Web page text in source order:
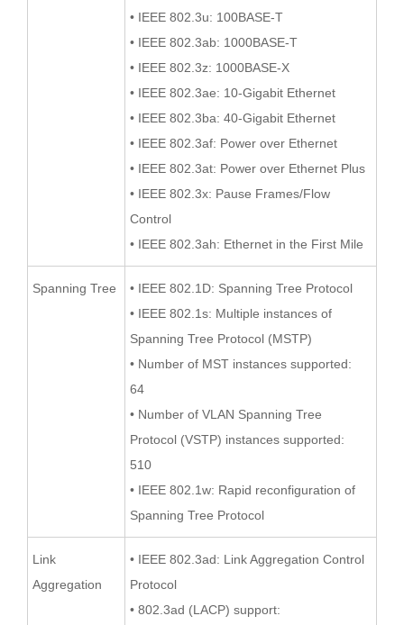
• IEEE 802.3u: 100BASE-T
• IEEE 802.3ab: 1000BASE-T
• IEEE 802.3z: 1000BASE-X
• IEEE 802.3ae: 10-Gigabit Ethernet
• IEEE 802.3ba: 40-Gigabit Ethernet
• IEEE 802.3af: Power over Ethernet
• IEEE 802.3at: Power over Ethernet Plus
• IEEE 802.3x: Pause Frames/Flow
Control
• IEEE 802.3ah: Ethernet in the First Mile
Spanning Tree
• IEEE 802.1D: Spanning Tree Protocol
• IEEE 802.1s: Multiple instances of
Spanning Tree Protocol (MSTP)
• Number of MST instances supported:
64
• Number of VLAN Spanning Tree
Protocol (VSTP) instances supported:
510
• IEEE 802.1w: Rapid reconfiguration of
Spanning Tree Protocol
Link
Aggregation
• IEEE 802.3ad: Link Aggregation Control
Protocol
• 802.3ad (LACP) support: